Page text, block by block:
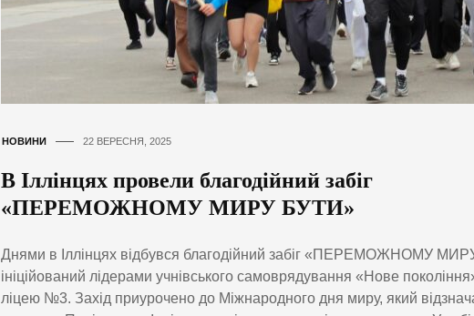
НОВИНИ 22 ВЕРЕСНЯ, 2025
В Іллінцях провели благодійний забіг
«ПЕРЕМОЖНОМУ МИРУ БУТИ»
Днями в Іллінцях відбувся благодійний забіг «ПЕРЕМОЖНОМУ
ініційований лідерами учнівського самоврядування «Нове
ліцею №3. Захід приурочено до Міжнародного дня миру, який